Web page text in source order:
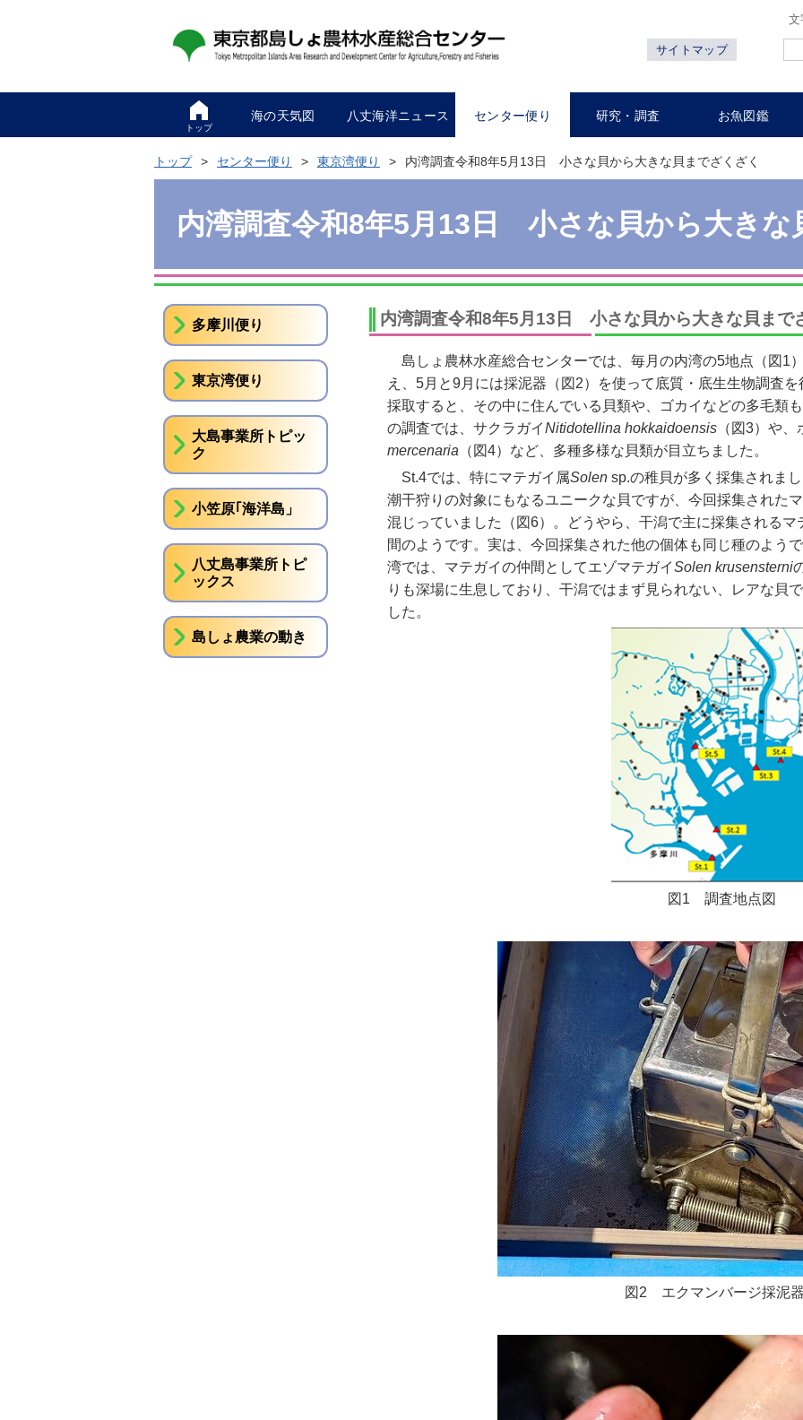
サイトマップ
トップ
海の天気図 八丈海洋ニュース センター便り 研究・調査 お魚図鑑
トップ センター便り 東京湾便り 内湾調査令和8年5月13日 小さな貝から大きな貝までざくざく
内湾調査令和8年5月13日 小さな貝から大きな
内湾調査令和8年5月13日 小さな貝から大きな貝まで
島しょ農林水産総合センターでは、毎月の内湾の5地点（図1
え、5月と9月には採泥器（図2）を使って底質・底生生物調査
採取すると、その中に住んでいる貝類や、ゴカイなどの多毛類
の調査では、サクラガイNitidotellina hokkaidoensis （図3）や
mercenaria （図4）など、多種多様な貝類が目立ちました。
St.4では、特にマテガイ属Solen sp.の稚貝が多く採集されま
潮干狩りの対象にもなるユニークな貝ですが、今回採集された
混じっていました（図6）。どうやら、干潟で主に採集される
間のようです。実は、今回採集された他の個体も同じ種のよう
湾では、マテガイの仲間としてエゾマテガイSolen krusensterni
りも深場に生息しており、干潟ではまず見られない、レアな貝
した。
図1 調査地点図
図2 エクマンバージ採泥
多摩川便り
東京湾便り
大島事業所トピッ
ク
小笠原｢海洋島」
八丈島事業所トピ
ックス
島しょ農業の動き